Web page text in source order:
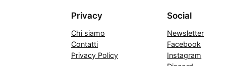
Privacy
Chi siamo
Contatti
Privacy Policy
Social
Newsletter
Facebook
Instagram